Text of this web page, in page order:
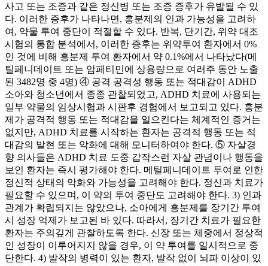
사고 또는 조증과 같은 정신병 또는 조증 증후가 유발될 수 있
다. 이러한 증후가 나타나면, 흥분제의 인과 가능성을 고려하
여, 약물 투여 중단이 적절할 수 있다. 반복, 단기간, 위약 대조
시험의 통합 분석에서, 이러한 증후는 위약투여 환자에서 0%
인 것에 비해 흥분제 투여 환자에서 약 0.1%에서 나타났다(메
틸페니데이트 또는 암페티민에 상용량으로 여러주 동안 노출
된 3482명 중 4명) ④ 공격 공격성 행동 또는 적대감이 ADHD
소아와 청소년에서 종종 관찰되었고, ADHD 치료에 사용되는
일부 약물의 임상시험과 시판후 경험에서 보고되고 있다. 흥분
제가 공격적 행동 또는 적대감을 일으킨다는 체계적인 증거는
없지만, ADHD 치료를 시작하는 환자는 공격적 행동 또는 적
대감의 발현 또는 악화에 대해 모니터하여야 한다. ⑤ 자살경
향 의사들은 ADHD 치료 도중 갑작스런 자살 관념이나 행동을
보인 환자는 즉시 평가해야 한다. 메틸페니데이트 투여로 인한
정신적 상태의 악화와 가능성을 고려해야 한다. 정신과 치료가
필요할 수 있으며, 이 약의 투여 중단도 고려해야 한다. 3) 인과
관계가 확립되지는 않았으나, 소아에게 흥분제를 장기간 투여
시 성장 억제가 보고된 바 있다. 따라서, 장기간 치료가 필요한
환자는 주의깊게 관찰하도록 한다. 신장 또는 체중에서 정상적
인 성장이 이루어지지 않을 경우, 이 약 투여를 일시적으로 중
단한다. 4) 발작의 병력이 있는 환자, 발작 없이 뇌파 이상이 있